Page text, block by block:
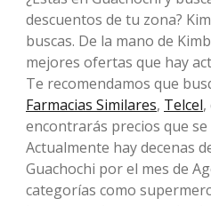
descuentos de tu zona?
buscas. De la mano de
mejores ofertas que hay
Te recomendamos que
Farmacias Similares, Telcel
encontrarás precios que
Actualmente hay decenas
Guachochi por el mes de
categorías como